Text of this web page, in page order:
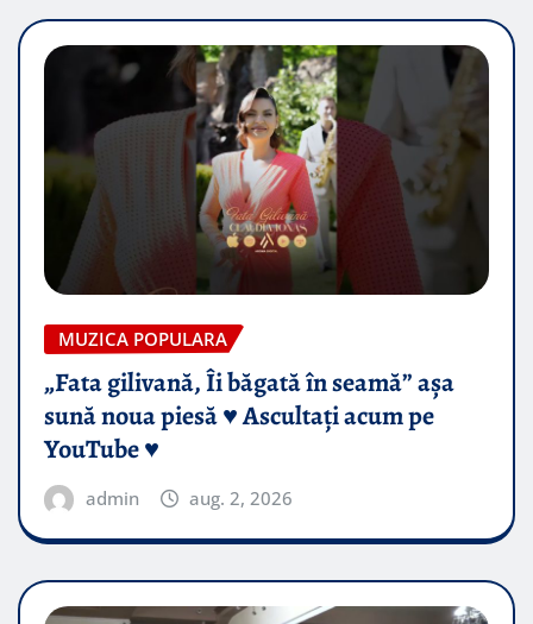
MUZICA POPULARA
„Fata gilivană, Îi băgată în seamă” așa
sună noua piesă ♥️ Ascultați acum pe
YouTube ♥️
admin aug. 2, 2026